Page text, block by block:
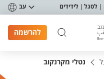
לסגל לידידים עב
להרשמה
נטלי מקרנקוב